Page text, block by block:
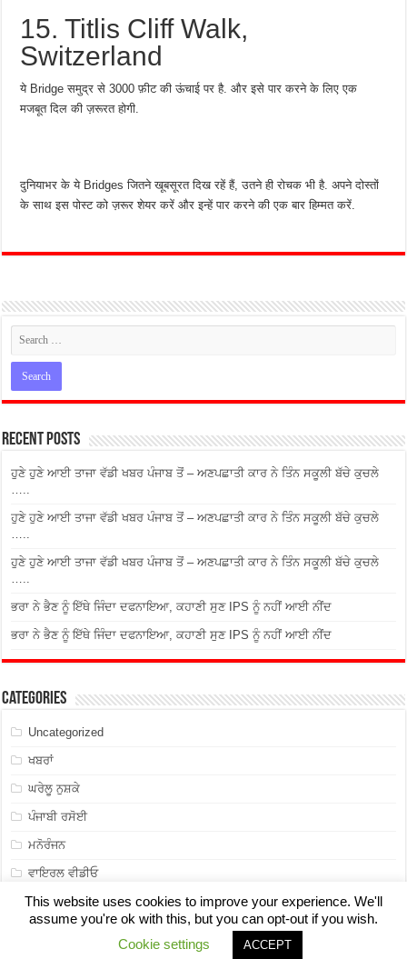
15. Titlis Cliff Walk,
Switzerland
ये Bridge समुद्र से 3000 फ़ीट की ऊंचाई पर है. और इसे पार करने के लिए एक
मजबूत दिल की ज़रूरत होगी.
दुनियाभर के ये Bridges जितने खूबसूरत दिख रहें हैं, उतने ही रोचक भी है. अपने दोस्तों
के साथ इस पोस्ट को ज़रूर शेयर करें और इन्हें पार करने की एक बार हिम्मत करें.
Recent Posts
ਹੁਣੇ ਹੁਣੇ ਆਈ ਤਾਜਾ ਵੱਡੀ ਖਬਰ ਪੰਜਾਬ ਤੋਂ – ਅਣਪਛਾਤੀ ਕਾਰ ਨੇ ਤਿੰਨ ਸਕੂਲੀ ਬੱਚੇ ਕੁਚਲੇ
…..
ਹੁਣੇ ਹੁਣੇ ਆਈ ਤਾਜਾ ਵੱਡੀ ਖਬਰ ਪੰਜਾਬ ਤੋਂ – ਅਣਪਛਾਤੀ ਕਾਰ ਨੇ ਤਿੰਨ ਸਕੂਲੀ ਬੱਚੇ ਕੁਚਲੇ
…..
ਹੁਣੇ ਹੁਣੇ ਆਈ ਤਾਜਾ ਵੱਡੀ ਖਬਰ ਪੰਜਾਬ ਤੋਂ – ਅਣਪਛਾਤੀ ਕਾਰ ਨੇ ਤਿੰਨ ਸਕੂਲੀ ਬੱਚੇ ਕੁਚਲੇ
…..
ਭਰਾ ਨੇ ਭੈਣ ਨੂੰ ਇੱਥੇ ਜਿੰਦਾ ਦਫਨਾਇਆ, ਕਹਾਣੀ ਸੁਣ IPS ਨੂੰ ਨਹੀਂ ਆਈ ਨੀਂਦ
ਭਰਾ ਨੇ ਭੈਣ ਨੂੰ ਇੱਥੇ ਜਿੰਦਾ ਦਫਨਾਇਆ, ਕਹਾਣੀ ਸੁਣ IPS ਨੂੰ ਨਹੀਂ ਆਈ ਨੀਂਦ
Categories
Uncategorized
ਖਬਰਾਂ
ਘਰੇਲੂ ਨੁਸ਼ਕੇ
ਪੰਜਾਬੀ ਰਸੋਈ
ਮਨੋਰੰਜਨ
ਵਾਇਰਲ ਵੀਡੀਓ
This website uses cookies to improve your experience. We'll
assume you're ok with this, but you can opt-out if you wish.
Cookie settings
ACCEPT